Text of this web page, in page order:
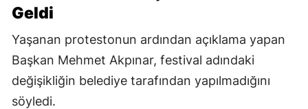
Geldi
Yaşanan protestonun ardından açıklama yapan
Başkan Mehmet Akpınar, festival adındaki
değişikliğin belediye tarafından yapılmadığını
söyledi.